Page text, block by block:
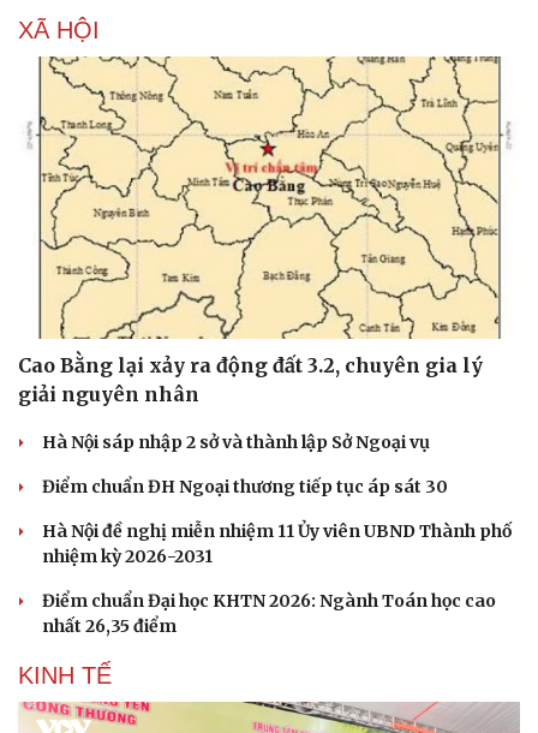
Làm đẹp - giảm cân
Phòng mạch online
Ăn sạch sống khỏe
XÃ HỘI
Cao Bằng lại xảy ra động đất 3.2, chuyên gia lý
giải nguyên nhân
Hà Nội sáp nhập 2 sở và thành lập Sở Ngoại vụ
Điểm chuẩn ĐH Ngoại thương tiếp tục áp sát 30
Hà Nội đề nghị miễn nhiệm 11 Ủy viên UBND Thành phố
nhiệm kỳ 2026-2031
Điểm chuẩn Đại học KHTN 2026: Ngành Toán học cao
nhất 26,35 điểm
KINH TẾ